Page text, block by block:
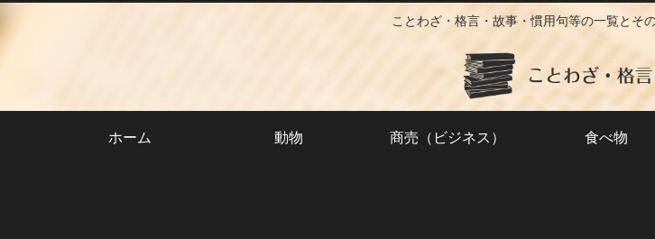
ことわざ・格言・故事・慣用句等の一覧とそ
ホーム 動物 商売（ビジネス） 食べ物